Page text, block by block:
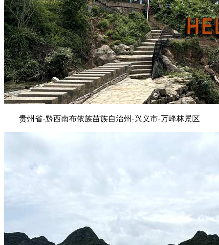
贵州省-黔西南布依族苗族自治州-兴义市-万峰林景区